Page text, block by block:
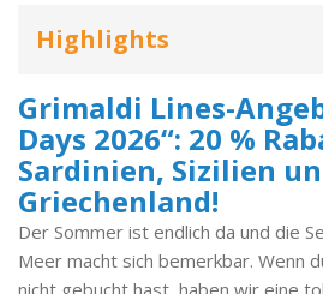
Highlights
Grimaldi Lines-
Days 2026“: 20 %
Sardinien, Sizilien
Griechenland!
Der Sommer ist endlich da und die
Meer macht sich bemerkbar. Wenn
nicht gebucht hast, haben wir eine